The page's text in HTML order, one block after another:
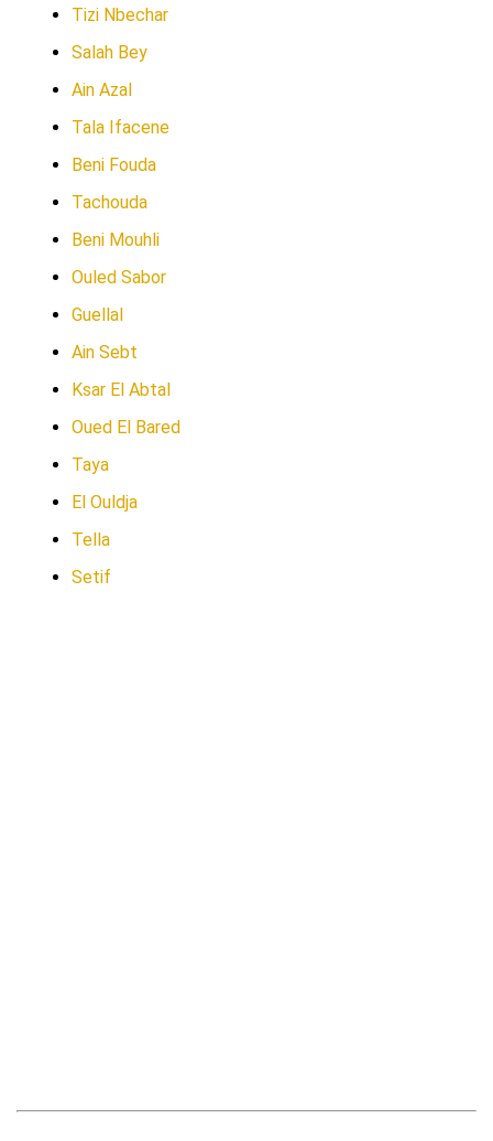
Tizi Nbechar
Salah Bey
Ain Azal
Tala Ifacene
Beni Fouda
Tachouda
Beni Mouhli
Ouled Sabor
Guellal
Ain Sebt
Ksar El Abtal
Oued El Bared
Taya
El Ouldja
Tella
Setif